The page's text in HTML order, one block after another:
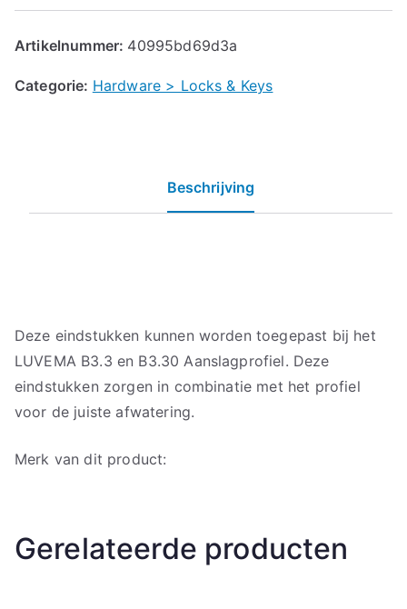
Artikelnummer: 40995bd69d3a
Categorie: Hardware > Locks & Keys
Beschrijving
Deze eindstukken kunnen worden toegepast bij het
LUVEMA B3.3 en B3.30 Aanslagprofiel. Deze
eindstukken zorgen in combinatie met het profiel
voor de juiste afwatering.
Merk van dit product:
Gerelateerde producten